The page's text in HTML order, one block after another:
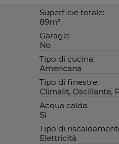
Superficie totale:
89m²
Garage:
No
Tipo di cucina:
Americana
Tipo di finestre:
Climalit, Oscillante,
Acqua calda:
Sì
Tipo di
Elettricità